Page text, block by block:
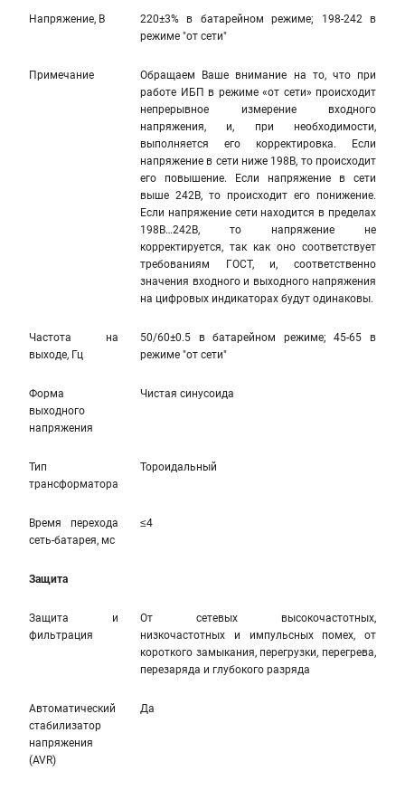
Напряжение, В
220±3% в батарейном режиме; 198-242 в
режиме "от сети"
Примечание
Обращаем Ваше внимание на то, что при
работе ИБП в режиме «от сети» происходит
непрерывное измерение входного
напряжения, и, при необходимости,
выполняется его корректировка. Если
напряжение в сети ниже 198В, то происходит
его повышение. Если напряжение в сети
выше 242В, то происходит его понижение.
Если напряжение сети находится в пределах
198В…242В, то напряжение не
корректируется, так как оно соответствует
требованиям ГОСТ, и, соответственно
значения входного и выходного напряжения
на цифровых индикаторах будут одинаковы.
Частота на
выходе, Гц
50/60±0.5 в батарейном режиме; 45-65 в
режиме "от сети"
Форма
выходного
напряжения
Чистая синусоида
Тип
трансформатора
Тороидальный
Время перехода
сеть-батарея, мс
≤4
Защита
Защита и
фильтрация
От сетевых высокочастотных,
низкочастотных и импульсных помех, от
короткого замыкания, перегрузки, перегрева,
перезаряда и глубокого разряда
Автоматический
стабилизатор
напряжения
(AVR)
Да